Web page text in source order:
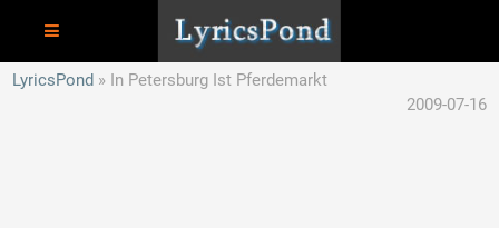
LyricsPond
In Petersburg Ist Pferdemarkt
2009-07-16